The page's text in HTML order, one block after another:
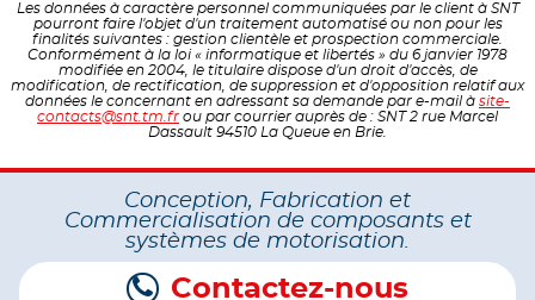
Les données à caractère personnel communiquées par le client à SNT
pourront faire l'objet d'un traitement automatisé ou non pour les
finalités suivantes : gestion clientèle et prospection commerciale.
Conformément à la loi « informatique et libertés » du 6 janvier 1978
modifiée en 2004, le titulaire dispose d'un droit d'accès, de
modification, de rectification, de suppression et d'opposition relatif aux
données le concernant en adressant sa demande par e-mail à site-
contacts@snt.tm.fr ou par courrier auprès de : SNT 2 rue Marcel
Dassault 94510 La Queue en Brie.
Conception, Fabrication et
Commercialisation de composants et
systèmes de motorisation.
Contactez-nous